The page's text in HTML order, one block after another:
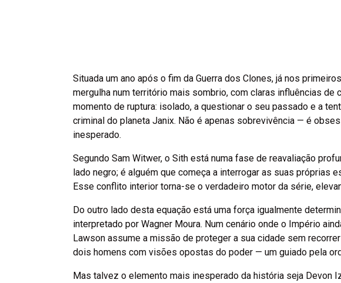
Situada um ano após o fim da Guerra dos Clones, já nos
mergulha num território mais sombrio, com claras influências de
momento de ruptura: isolado, a questionar o seu passado e a
criminal do planeta Janix. Não é apenas sobrevivência — é
inesperado.
Segundo Sam Witwer, o Sith está numa fase de reavaliação
lado negro; é alguém que começa a interrogar as suas próprias
Esse conflito interior torna-se o verdadeiro motor da série,
Do outro lado desta equação está uma força igualmente
interpretado por Wagner Moura. Num cenário onde o Império
Lawson assume a missão de proteger a sua cidade sem
dois homens com visões opostas do poder — um guiado pela
Mas talvez o elemento mais inesperado da história seja Devon